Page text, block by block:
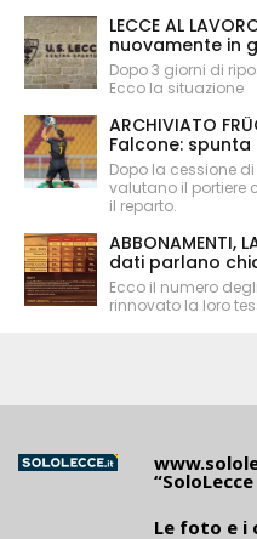
LECCE AL
nuovamente in
Dopo 3 giorni di
Ecco la situazione
ARCHIVIATO
Falcone: spunta
Dopo la cessione
valutano il portiere
il reparto.
ABBONAMENTI,
dati parlano
Ecco il numero
rinnovato la loro
Le foto e i